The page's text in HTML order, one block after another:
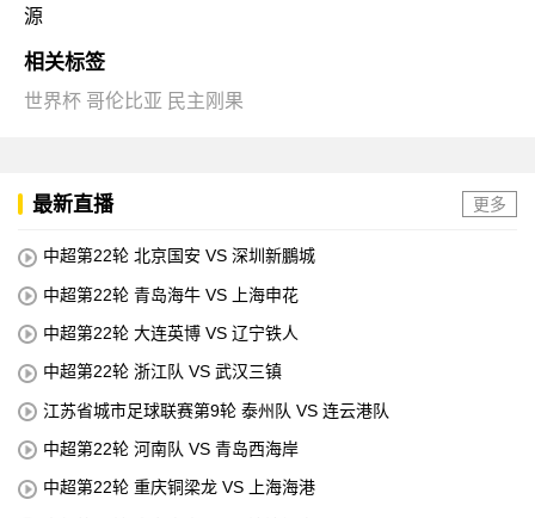
源
相关标签
世界杯 哥伦比亚 民主刚果
最新直播 更多
中超第22轮 北京国安 VS 深圳新鵬城
中超第22轮 青岛海牛 VS 上海申花
中超第22轮 大连英博 VS 辽宁铁人
中超第22轮 浙江队 VS 武汉三镇
江苏省城市足球联赛第9轮 泰州队 VS 连云港队
中超第22轮 河南队 VS 青岛西海岸
中超第22轮 重庆铜梁龙 VS 上海海港